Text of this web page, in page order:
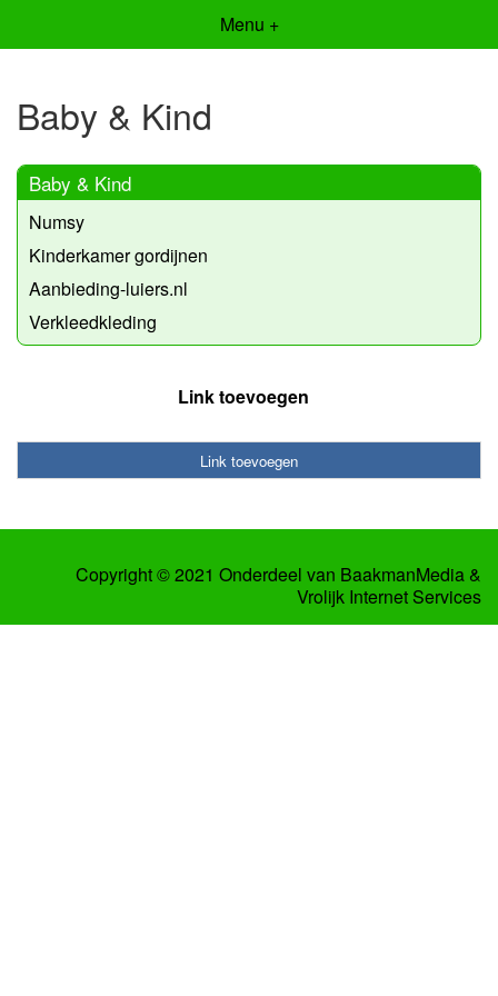
Menu +
Baby & Kind
Baby & Kind
Numsy
Kinderkamer gordijnen
Aanbieding-luiers.nl
Verkleedkleding
Link toevoegen
Link toevoegen
Copyright © 2021 Onderdeel van BaakmanMedia &
Vrolijk Internet Services